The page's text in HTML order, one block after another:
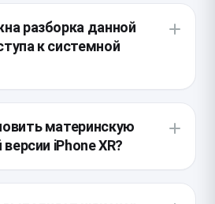
разборка данной
к системной
Основная сложность
аккуратного
с проклейкой и последующего
материнскую
iPhone XR?